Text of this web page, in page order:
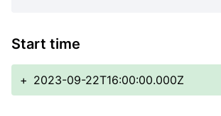
Start time
+ 2023-09-22T16:00:00.000Z